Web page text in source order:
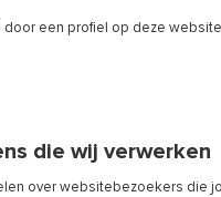
een profiel op deze website
die wij verwerken
over websitebezoekers die